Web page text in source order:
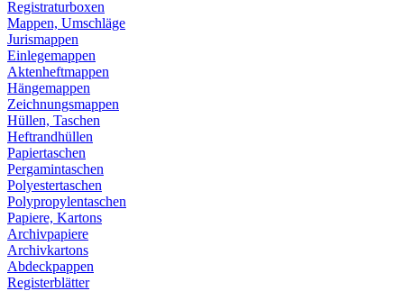
Registraturboxen
Mappen, Umschläge
Jurismappen
Einlegemappen
Aktenheftmappen
Hängemappen
Zeichnungsmappen
Hüllen, Taschen
Heftrandhüllen
Papiertaschen
Pergamintaschen
Polyestertaschen
Polypropylentaschen
Papiere, Kartons
Archivpapiere
Archivkartons
Abdeckpappen
Registerblätter